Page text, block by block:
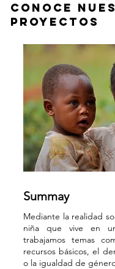
conoce
proyectos
Summay
Mediante la realidad
niña que vive en
trabajamos temas
recursos básicos, el
o la igualdad de